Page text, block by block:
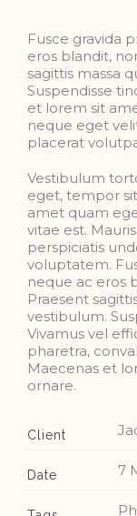
Fusce gravida
eros blandit,
sagittis massa
Suspendisse
et lorem sit
neque eget
placerat
Vestibulum
eget, tempor
amet quam
vitae est.
perspiciatis
voluptatem.
neque ac eros
Praesent
vestibulum.
Vivamus vel
pharetra,
Maecenas et
ornare.
Client
Date 7